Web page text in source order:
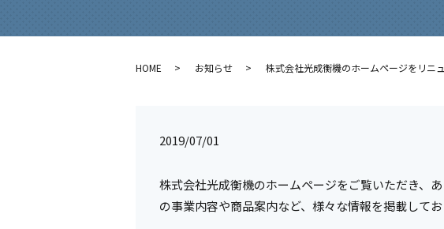
HOME お知らせ 株式会社光成衡機のホームページをリニ
2019/07/01
株式会社光成衡機のホームページをご覧いただき、
の事業内容や商品案内など、様々な情報を掲載してお